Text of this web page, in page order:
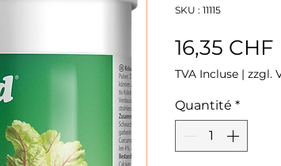
SKU : 11115
16,35 CHF
TVA Incluse | zzgl.
Quantité *